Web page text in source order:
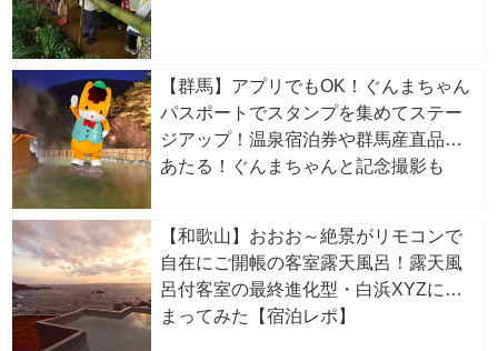
【群馬】アプリでもOK！ぐんまちゃん
パスポートでスタンプを集めてステー
ジアップ！温泉宿泊券や群馬産直品が
あたる！ぐんまちゃんと記念撮影も
【和歌山】おおお～絶景がリモコンで
自在にご開帳の客室露天風呂！露天風
呂付客室の最終進化型・白浜XYZに泊
まってみた【宿泊レポ】